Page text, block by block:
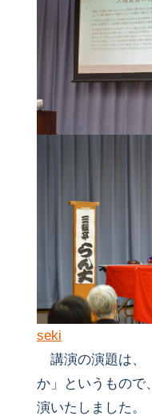
seki
講演の演題は、
か」というもので
演いたしました。